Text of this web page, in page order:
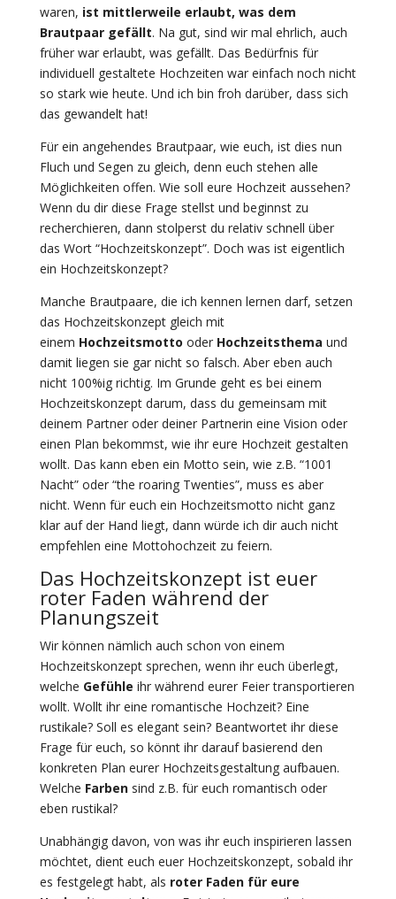
waren, ist mittlerweile erlaubt, was dem
Brautpaar gefällt. Na gut, sind wir mal ehrlich, auch
früher war erlaubt, was gefällt. Das Bedürfnis für
individuell gestaltete Hochzeiten war einfach noch nicht
so stark wie heute. Und ich bin froh darüber, dass sich
das gewandelt hat!
Für ein angehendes Brautpaar, wie euch, ist dies nun
Fluch und Segen zu gleich, denn euch stehen alle
Möglichkeiten offen. Wie soll eure Hochzeit aussehen?
Wenn du dir diese Frage stellst und beginnst zu
recherchieren, dann stolperst du relativ schnell über
das Wort “Hochzeitskonzept”. Doch was ist eigentlich
ein Hochzeitskonzept?
Manche Brautpaare, die ich kennen lernen darf, setzen
das Hochzeitskonzept gleich mit
einem Hochzeitsmotto oder Hochzeitsthema und
damit liegen sie gar nicht so falsch. Aber eben auch
nicht 100%ig richtig. Im Grunde geht es bei einem
Hochzeitskonzept darum, dass du gemeinsam mit
deinem Partner oder deiner Partnerin eine Vision oder
einen Plan bekommst, wie ihr eure Hochzeit gestalten
wollt. Das kann eben ein Motto sein, wie z.B. “1001
Nacht” oder “the roaring Twenties”, muss es aber
nicht. Wenn für euch ein Hochzeitsmotto nicht ganz
klar auf der Hand liegt, dann würde ich dir auch nicht
empfehlen eine Mottohochzeit zu feiern.
Das Hochzeitskonzept ist euer
roter Faden während der
Planungszeit
Wir können nämlich auch schon von einem
Hochzeitskonzept sprechen, wenn ihr euch überlegt,
welche Gefühle ihr während eurer Feier transportieren
wollt. Wollt ihr eine romantische Hochzeit? Eine
rustikale? Soll es elegant sein? Beantwortet ihr diese
Frage für euch, so könnt ihr darauf basierend den
konkreten Plan eurer Hochzeitsgestaltung aufbauen.
Welche Farbensind z.B. für euch romantisch oder
eben rustikal?
Unabhängig davon, von was ihr euch inspirieren lassen
möchtet, dient euch euer Hochzeitskonzept, sobald ihr
es festgelegt habt, als roter Faden für eure